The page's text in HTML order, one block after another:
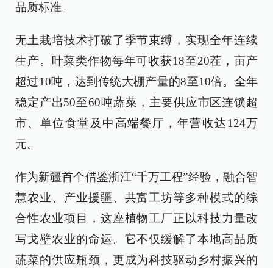
品质标准。
无土栽培技术打破了季节束缚，实现全年连续
生产。叶菜类作物每年可收获18至20茬，亩产
超过10吨，达到传统大棚产量的8至10倍。全年
稳定产出50至60吨蔬菜，主要供应市区连锁超
市、单位食堂及中高端餐厅，年营收达124万
元。
作为新疆首个借鉴浙江“千万工程”经验，融合智
慧农业、产业援疆、共富工坊等多种模式的综
合性农业项目，这座植物工厂正以科技力量改
写戈壁农业的命运。它不仅缓解了本地高品质
蔬菜的供应瓶颈，更成为科技驱动乡村振兴的